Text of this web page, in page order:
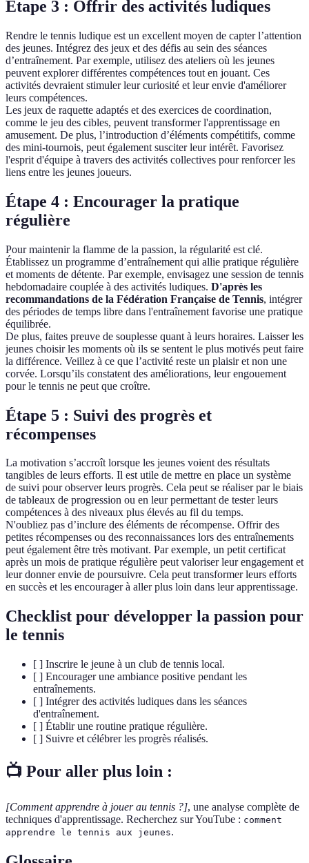
Étape 3 : Offrir des activités ludiques
Rendre le tennis ludique est un excellent moyen de capter l’attention
des jeunes. Intégrez des jeux et des défis au sein des séances
d’entraînement. Par exemple, utilisez des ateliers où les jeunes
peuvent explorer différentes compétences tout en jouant. Ces
activités devraient stimuler leur curiosité et leur envie d'améliorer
leurs compétences.
Les jeux de raquette adaptés et des exercices de coordination,
comme le jeu des cibles, peuvent transformer l'apprentissage en
amusement. De plus, l’introduction d’éléments compétitifs, comme
des mini-tournois, peut également susciter leur intérêt. Favorisez
l'esprit d'équipe à travers des activités collectives pour renforcer les
liens entre les jeunes joueurs.
Étape 4 : Encourager la pratique
régulière
Pour maintenir la flamme de la passion, la régularité est clé.
Établissez un programme d’entraînement qui allie pratique régulière
et moments de détente. Par exemple, envisagez une session de tennis
hebdomadaire couplée à des activités ludiques. D'après les
recommandations de la Fédération Française de Tennis, intégrer
des périodes de temps libre dans l'entraînement favorise une pratique
équilibrée.
De plus, faites preuve de souplesse quant à leurs horaires. Laisser les
jeunes choisir les moments où ils se sentent le plus motivés peut faire
la différence. Veillez à ce que l’activité reste un plaisir et non une
corvée. Lorsqu’ils constatent des améliorations, leur engouement
pour le tennis ne peut que croître.
Étape 5 : Suivi des progrès et
récompenses
La motivation s’accroît lorsque les jeunes voient des résultats
tangibles de leurs efforts. Il est utile de mettre en place un système
de suivi pour observer leurs progrès. Cela peut se réaliser par le biais
de tableaux de progression ou en leur permettant de tester leurs
compétences à des niveaux plus élevés au fil du temps.
N'oubliez pas d’inclure des éléments de récompense. Offrir des
petites récompenses ou des reconnaissances lors des entraînements
peut également être très motivant. Par exemple, un petit certificat
après un mois de pratique régulière peut valoriser leur engagement et
leur donner envie de poursuivre. Cela peut transformer leurs efforts
en succès et les encourager à aller plus loin dans leur apprentissage.
Checklist pour développer la passion pour
le tennis
[ ] Inscrire le jeune à un club de tennis local.
[ ] Encourager une ambiance positive pendant les
entraînements.
[ ] Intégrer des activités ludiques dans les séances
d'entraînement.
[ ] Établir une routine pratique régulière.
[ ] Suivre et célébrer les progrès réalisés.
📺 Pour aller plus loin :
[Comment apprendre à jouer au tennis ?], une analyse complète de
techniques d'apprentissage. Recherchez sur YouTube : comment
apprendre le tennis aux jeunes.